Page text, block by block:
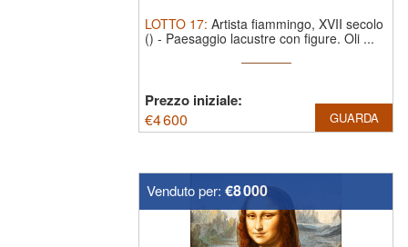
LOTTO 17: Artista fiammingo, XVII secolo
() - Paesaggio lacustre con figure. Oli ...
Prezzo iniziale:
€4 600 GUARDA
Venduto per: €8 000